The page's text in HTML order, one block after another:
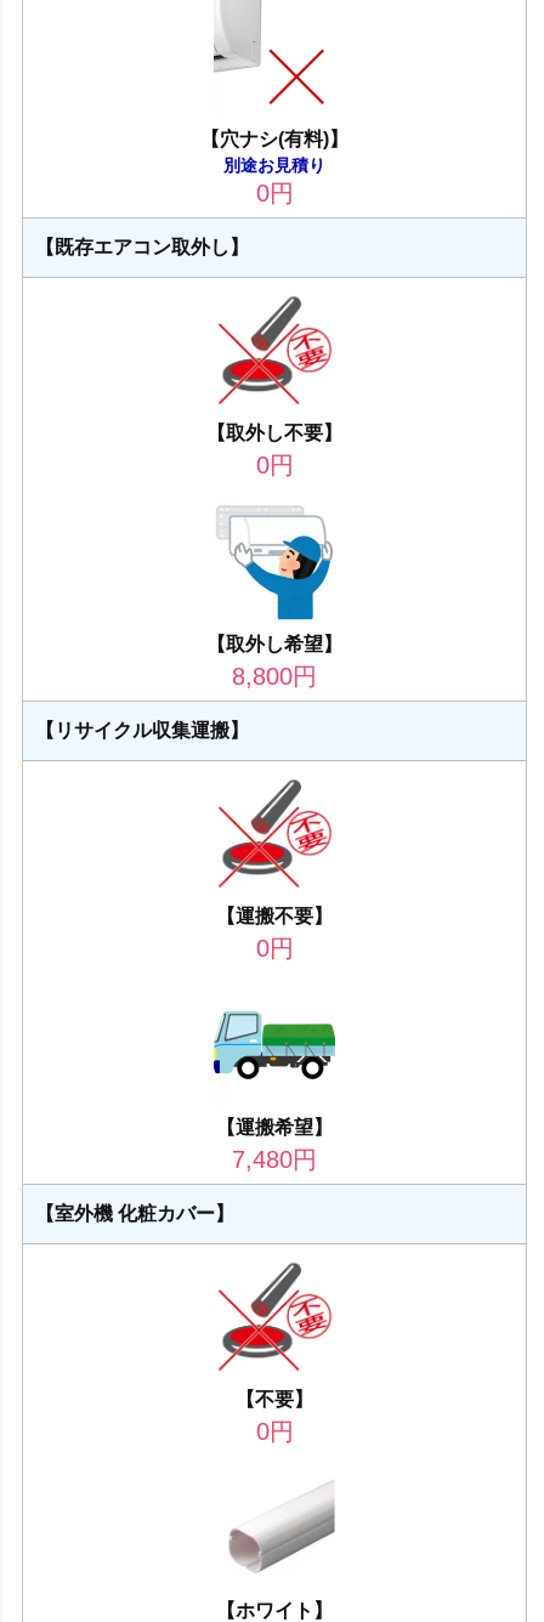
【穴ナシ(有料)】
別途お見積り
0円
【既存エアコン取外し】
【取外し不要】
0円
【取外し希望】
8,800円
【リサイクル収集運搬】
【運搬不要】
0円
【運搬希望】
7,480円
【室外機 化粧カバー】
【不要】
0円
【ホワイト】